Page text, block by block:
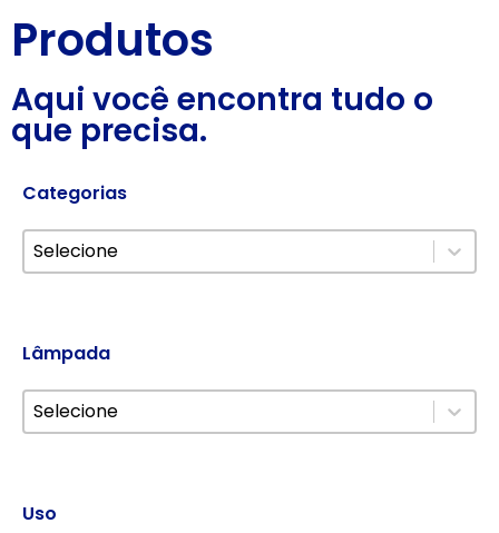
Produtos
Aqui você encontra tudo o
que precisa.
Categorias
Filtro Categorias Mobile
Select content
Lâmpada
Filtro Lâmpada Mobile
Select content
Uso